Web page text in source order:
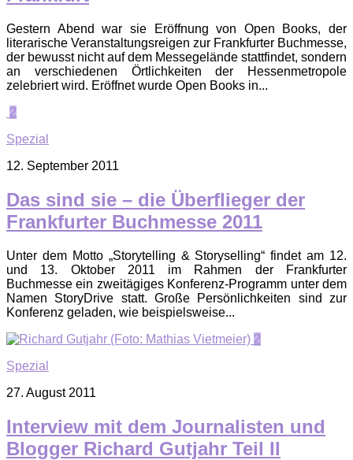
Gestern Abend war sie Eröffnung von Open Books, der
literarische Veranstaltungsreigen zur Frankfurter Buchmesse,
der bewusst nicht auf dem Messegelände stattfindet, sondern
an verschiedenen Örtlichkeiten der Hessenmetropole
zelebriert wird. Eröffnet wurde Open Books in...
2
Spezial
12. September 2011
Das sind sie – die Überflieger der
Frankfurter Buchmesse 2011
Unter dem Motto „Storytelling & Storyselling“ findet am 12.
und 13. Oktober 2011 im Rahmen der Frankfurter
Buchmesse ein zweitägiges Konferenz-Programm unter dem
Namen StoryDrive statt. Große Persönlichkeiten sind zur
Konferenz geladen, wie beispielsweise...
2
Spezial
27. August 2011
Interview mit dem Journalisten und
Blogger Richard Gutjahr Teil II